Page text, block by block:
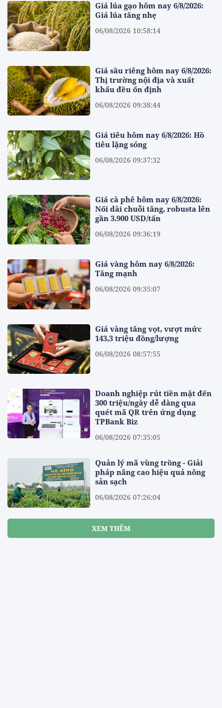
Giá lúa gạo hôm nay 6/8/2026:
Giá lúa tăng nhẹ
06/08/2026 10:58:14
Giá sầu riêng hôm nay 6/8/2026:
Thị trường nội địa và xuất
khẩu đều ổn định
06/08/2026 09:38:44
Giá tiêu hôm nay 6/8/2026: Hồ
tiêu lặng sóng
06/08/2026 09:37:32
Giá cà phê hôm nay 6/8/2026:
Nối dài chuỗi tăng, robusta lên
gần 3.900 USD/tấn
06/08/2026 09:36:19
Giá vàng hôm nay 6/8/2026:
Tăng mạnh
06/08/2026 09:35:07
Giá vàng tăng vọt, vượt mức
143,3 triệu đồng/lượng
06/08/2026 08:57:55
Doanh nghiệp rút tiền mặt đến
300 triệu/ngày dễ dàng qua
quét mã QR trên ứng dụng
TPBank Biz
06/08/2026 07:35:05
Quản lý mã vùng trồng - Giải
pháp nâng cao hiệu quả nông
sản sạch
06/08/2026 07:26:04
XEM THÊM